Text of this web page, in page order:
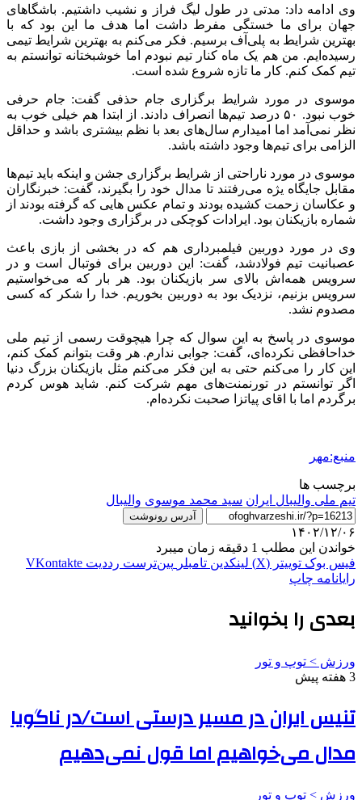
وی ادامه داد: مدتی در طول لیگ فراز و نشیب داشتیم. باشگاهای
جهان برای ما خستگی مفرط داشت اما هدف ما این بود که با
بهترین شرایط به پلی‌آف برسیم. فکر می‌کنم به بهترین شرایط تیمی
رسیده‌ایم. من هم یک ماه کنار تیم نبودم اما خوشبختانه توانستم به
تیم کمک کنم. کار ما تازه شروع شده است.
موسوی در مورد شرایط برگزاری جام حذفی گفت: جام حرفی
خوب نبود. ۵۰ درصد تیم‌ها انصراف دادند. از ابتدا هم خیلی خوب به
نظر نمی‌آمد اما امیدارم سال‌های بعد با نظم بیشتری باشد و حداقل
الزامی برای تیم‌ها وجود داشته باشد.
موسوی در مورد ناراحتی از شرایط برگزاری جشن و اینکه باید تیم‌ها
مقابل جایگاه یژه می‌رفتند تا مدال خود را بگیرند، گفت: خبرنگاران
و عکاسان زحمت کشیده بودند و تمام عکس‌ هایی که گرفته بودند از
شماره بازیکنان بود. ایرادات کوچکی در برگزاری وجود داشت.
وی در مورد دوربین فیلمبرداری هم که در بخشی از بازی باعث
عصبانیت تیم فولادشد، گفت: این دوربین برای فوتبال است و در
سرویس همه‌اش بالای سر بازیکنان بود. هر بار که می‌خواستیم
سرویس بزنیم، نزدیک بود به دوربین بخوریم. خدا را شکر که کسی
مصدوم نشد.
موسوی در پاسخ به این سوال که چرا هیچوقت رسمی از تیم ملی
خداحافظی نکرده‌ای، گفت: جوابی ندارم. هر وقت بتوانم کمک کنم،
این کار را می‌کنم حتی به این فکر می‌کنم مثل بازیکنان بزرگ دنیا
اگر توانستم در تورنمنت‌های مهم شرکت کنم. شاید هوس کردم
برگردم اما با اقای پیاتزا صحبت نکرده‌ام.
منبع:مهر
برچسب ها
تیم ملی والیبال ایران سید محمد موسوی والیبال
آدرس رونوشت
۱۴۰۲/۱۲/۰۶
خواندن این مطلب 1 دقیقه زمان میبرد
فیس بوک توییتر (X) لینکدین ‫تامبلر ‫پین‌ترست ‫رددیت ‫VKontakte
رایانامه چاپ
بعدی را بخوانید
ورزش > توپ و تور
3 هفته پیش
تنیس ایران در مسیر درستی است/در ناگویا
مدال می‌خواهیم اما قول نمی‌دهیم
ورزش > توپ و تور